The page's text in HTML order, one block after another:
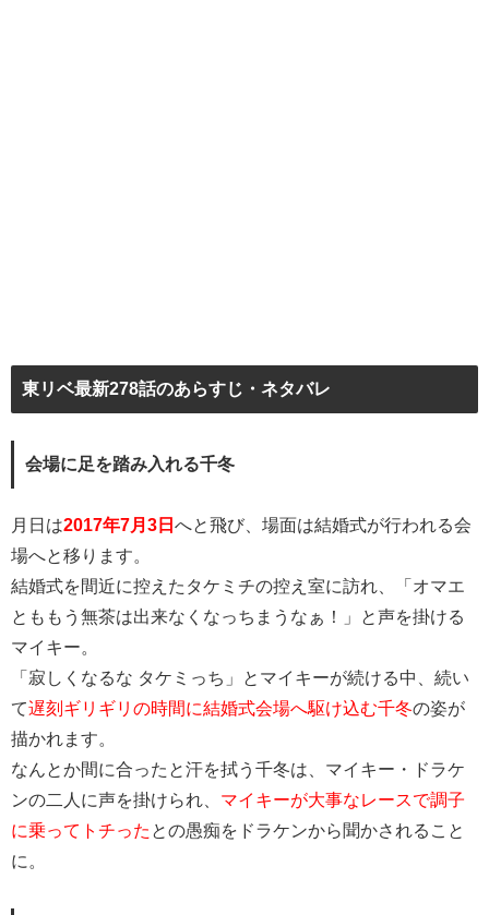
東リベ最新278話のあらすじ・ネタバレ
会場に足を踏み入れる千冬
月日は2017年7月3日 へと飛び、場面は結婚式が行われる会
場へと移ります。
結婚式を間近に控えたタケミチの控え室に訪れ、「オマエ
とももう無茶は出来なくなっちまうなぁ！」と声を掛ける
マイキー。
「寂しくなるな タケミっち」とマイキーが続ける中、続い
て遅刻ギリギリの時間に結婚式会場へ駆け込む千冬の姿が
描かれます。
なんとか間に合ったと汗を拭う千冬は、マイキー・ドラケ
ンの二人に声を掛けられ、 マイキーが大事なレースで調子
に乗ってトチった との愚痴をドラケンから聞かされること
に。